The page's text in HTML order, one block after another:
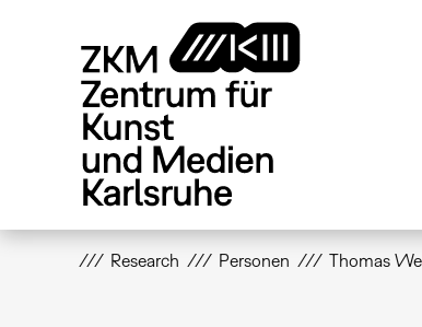
Research Personen Thomas